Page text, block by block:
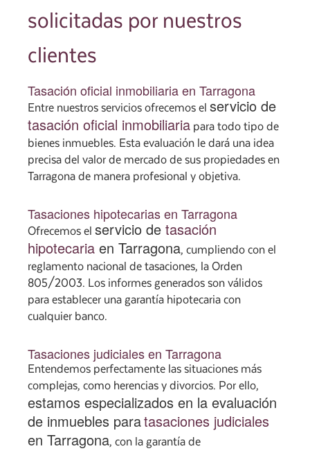
solicitadas por nuestros
clientes
Tasación oficial inmobiliaria en Tarragona
Entre nuestros servicios ofrecemos elservicio de
tasación oficial inmobiliaria para todo tipo de
bienes inmuebles. Esta evaluación le dará una idea
precisa del valor de mercado de sus propiedades en
Tarragona de manera profesional y objetiva.
Tasaciones hipotecarias en Tarragona
Ofrecemos elservicio detasación
hipotecariaen Tarragona, cumpliendo con el
reglamento nacional de tasaciones, la Orden
805/2003. Los informes generados son válidos
para establecer una garantía hipotecaria con
cualquier banco.
Tasaciones judiciales en Tarragona
Entendemos perfectamente las situaciones más
complejas, como herencias y divorcios. Por ello,
estamos especializados en la evaluación
de inmuebles paratasaciones judiciales
en Tarragona, con la garantía de